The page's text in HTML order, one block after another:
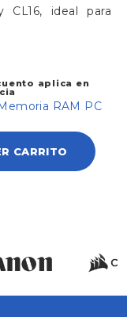
CL16, ideal para
aplica en
RAM PC
CARRITO